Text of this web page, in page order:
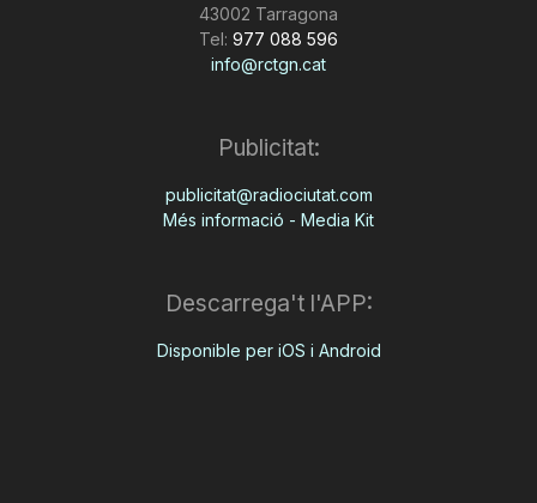
43002 Tarragona
Tel: 977 088 596
info@rctgn.cat
Publicitat:
publicitat@radiociutat.com
Més informació - Media Kit
Descarrega't l'APP:
Disponible per iOS i Android